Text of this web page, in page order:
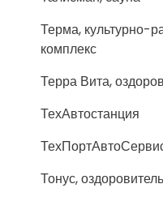
Терма, культурно-
комплекс
Терра Вита,
ТехАвтостанция
Тонус,